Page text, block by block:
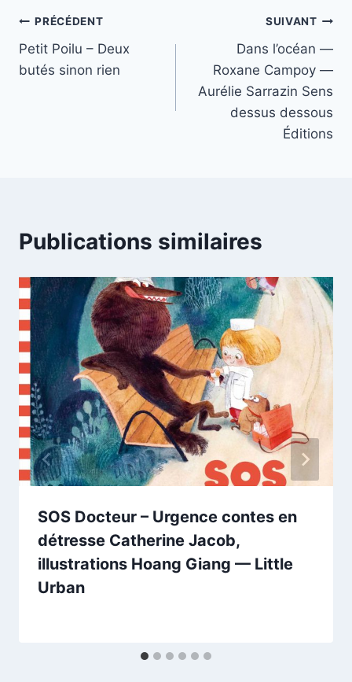
PRÉCÉDENT
Petit Poilu – Deux
butés sinon rien
SUIVANT
Dans l’océan —
Roxane Campoy —
Aurélie Sarrazin Sens
dessus dessous
Éditions
Publications similaires
SOS Docteur – Urgence contes en
détresse Catherine Jacob,
illustrations Hoang Giang — Little
Urban